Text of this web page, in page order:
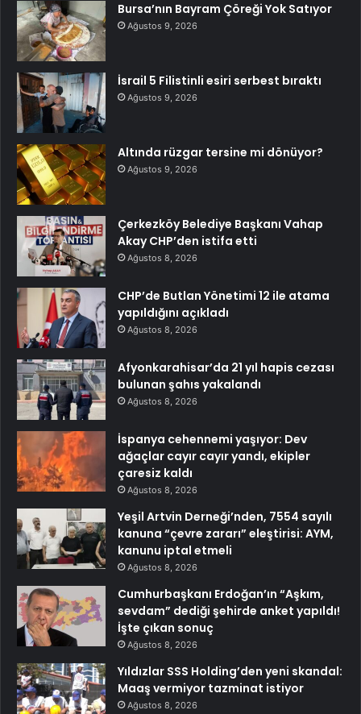
Bursa’nın Bayram Çöreği Yok Satıyor
Ağustos 9, 2026
İsrail 5 Filistinli esiri serbest bıraktı
Ağustos 9, 2026
Altında rüzgar tersine mi dönüyor?
Ağustos 9, 2026
Çerkezköy Belediye Başkanı Vahap
Akay CHP’den istifa etti
Ağustos 8, 2026
CHP’de Butlan Yönetimi 12 ile atama
yapıldığını açıkladı
Ağustos 8, 2026
Afyonkarahisar’da 21 yıl hapis cezası
bulunan şahıs yakalandı
Ağustos 8, 2026
İspanya cehennemi yaşıyor: Dev
ağaçlar cayır cayır yandı, ekipler
çaresiz kaldı
Ağustos 8, 2026
Yeşil Artvin Derneği’nden, 7554 sayılı
kanuna “çevre zararı” eleştirisi: AYM,
kanunu iptal etmeli
Ağustos 8, 2026
Cumhurbaşkanı Erdoğan’ın “Aşkım,
sevdam” dediği şehirde anket yapıldı!
İşte çıkan sonuç
Ağustos 8, 2026
Yıldızlar SSS Holding’den yeni skandal:
Maaş vermiyor tazminat istiyor
Ağustos 8, 2026